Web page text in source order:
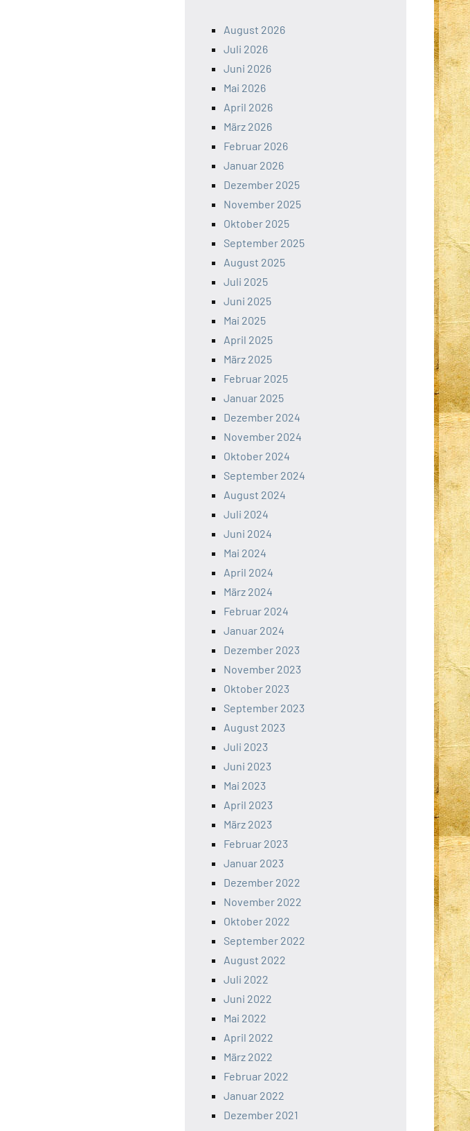
August 2026
Juli 2026
Juni 2026
Mai 2026
April 2026
März 2026
Februar 2026
Januar 2026
Dezember 2025
November 2025
Oktober 2025
September 2025
August 2025
Juli 2025
Juni 2025
Mai 2025
April 2025
März 2025
Februar 2025
Januar 2025
Dezember 2024
November 2024
Oktober 2024
September 2024
August 2024
Juli 2024
Juni 2024
Mai 2024
April 2024
März 2024
Februar 2024
Januar 2024
Dezember 2023
November 2023
Oktober 2023
September 2023
August 2023
Juli 2023
Juni 2023
Mai 2023
April 2023
März 2023
Februar 2023
Januar 2023
Dezember 2022
November 2022
Oktober 2022
September 2022
August 2022
Juli 2022
Juni 2022
Mai 2022
April 2022
März 2022
Februar 2022
Januar 2022
Dezember 2021